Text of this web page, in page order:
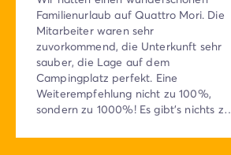
Familienurlaub auf Quattro Mori. Die
Mitarbeiter waren sehr
zuvorkommend, die Unterkunft sehr
sauber, die Lage auf dem
Campingplatz perfekt. Eine
Weiterempfehlung nicht zu 100%,
sondern zu 1000%! Es gibt's nichts zu
gefehlt, wir fühlten uns in der ersten